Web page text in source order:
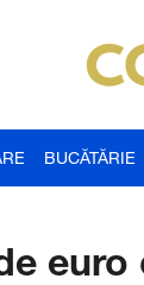
BUCĂTĂRIE
euro